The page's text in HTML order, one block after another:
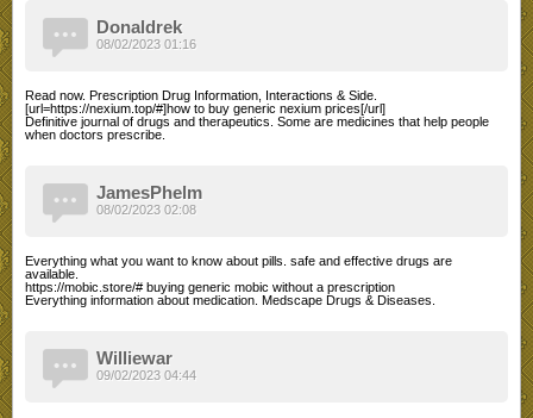
Donaldrek
Read now. Prescription Drug Information, Interactions & Side.
[url=https://nexium.top/#]how to buy generic nexium prices[/url]
Definitive journal of drugs and therapeutics. Some are medicines that help people
when doctors prescribe.
08/02/2023 01:16
JamesPhelm
Everything what you want to know about pills. safe and effective drugs are
available.
https://mobic.store/# buying generic mobic without a prescription
Everything information about medication. Medscape Drugs & Diseases.
08/02/2023 02:08
Williewar
09/02/2023 04:44